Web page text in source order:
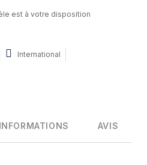
est à votre disposition
International
INFORMATIONS AVIS